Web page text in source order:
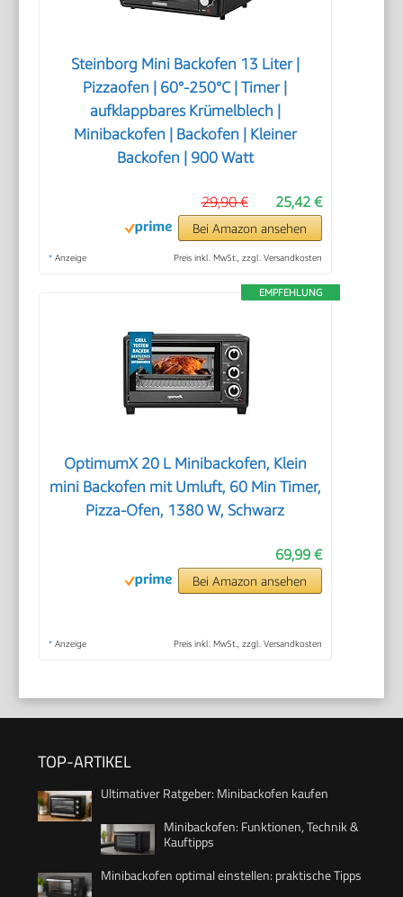
Steinborg Mini Backofen 13 Liter |
Pizzaofen | 60°-250°C | Timer |
aufklappbares Krümelblech |
Minibackofen | Backofen | Kleiner
Backofen | 900 Watt
25,42 €
29,90 €
Bei Amazon ansehen
* Anzeige Preis inkl. MwSt., zzgl. Versandkosten
EMPFEHLUNG
OptimumX 20 L Minibackofen, Klein
mini Backofen mit Umluft, 60 Min Timer,
Pizza-Ofen, 1380 W, Schwarz
69,99 €
Bei Amazon ansehen
* Anzeige Preis inkl. MwSt., zzgl. Versandkosten
TOP-ARTIKEL
Ultimativer Ratgeber: Minibackofen kaufen
Minibackofen: Funktionen, Technik &
Kauftipps
Minibackofen optimal einstellen: praktische Tipps